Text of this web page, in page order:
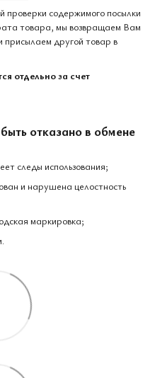
проверки содержимого посылки
товара, мы возвращаем Вам
присылаем другой товар в
отдельно за счет
отказано в обмене
следы использования;
и нарушена целостность
маркировка;